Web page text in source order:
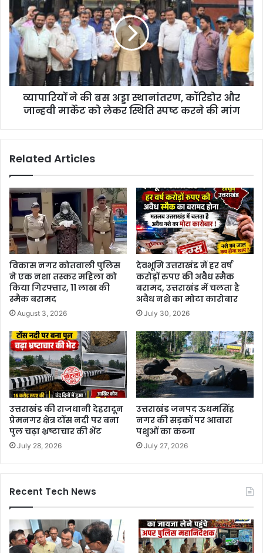
व्यापारियों ने की बस अड्डा स्थानांतरण, कॉरिडोर और
जान्हवी मार्केट को लेकर स्थिति स्पष्ट करने की मांग
Related Articles
विकास नगर कोतवाली पुलिस
ने एक नशा तस्कर महिला को
किया गिरफ्तार, 11 लाख की
स्मैक बरामद
August 3, 2026
देवभूमि उत्तराखंड में हर वर्ष
करोड़ों रुपए की अवैध स्मैक
बरामद, उत्तराखंड में चलता है
अवैध नशे का मोटा कारोबार
July 30, 2026
उत्तराखंड की राजधानी देहरादून
प्रेमनगर क्षेत्र टोंस नदी पर बना
पुल चढ़ा भ्रष्टाचार की भेंट
July 28, 2026
उत्तराखंड जनपद ऊधमसिंह
नगर की सड़कों पर आवारा
पशुओं का कब्जा
July 27, 2026
Recent Tech News